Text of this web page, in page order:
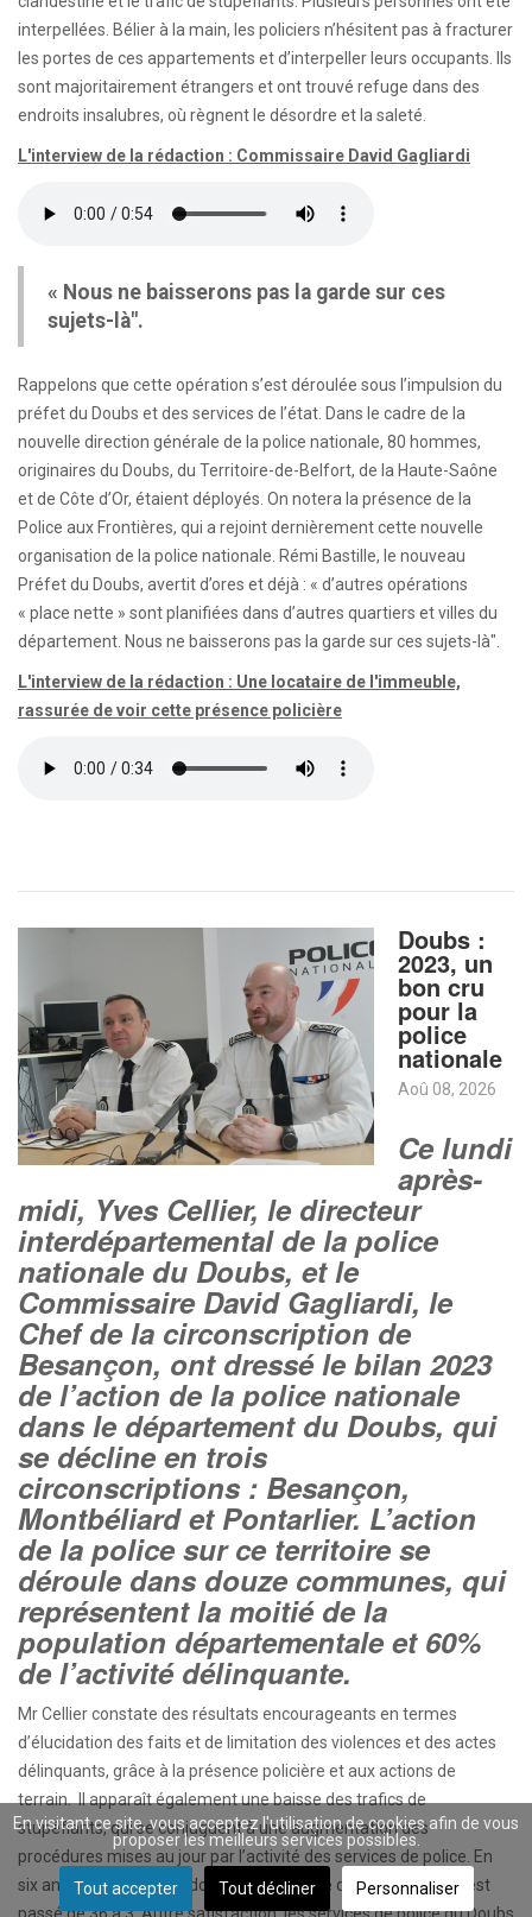
interpellées. Bélier à la main, les policiers n’hésitent pas à fracturer
les portes de ces appartements et d’interpeller leurs occupants. Ils
sont majoritairement étrangers et ont trouvé refuge dans des
endroits insalubres, où règnent le désordre et la saleté.
L'interview de la rédaction : Commissaire David Gagliardi
« Nous ne baisserons pas la garde sur ces
sujets-là".
Rappelons que cette opération s’est déroulée sous l’impulsion du
préfet du Doubs et des services de l’état. Dans le cadre de la
nouvelle direction générale de la police nationale, 80 hommes,
originaires du Doubs, du Territoire-de-Belfort, de la Haute-Saône
et de Côte d’Or, étaient déployés. On notera la présence de la
Police aux Frontières, qui a rejoint dernièrement cette nouvelle
organisation de la police nationale. Rémi Bastille, le nouveau
Préfet du Doubs, avertit d’ores et déjà : « d’autres opérations
« place nette » sont planifiées dans d’autres quartiers et villes du
département. Nous ne baisserons pas la garde sur ces sujets-là".
L'interview de la rédaction : Une locataire de l'immeuble,
rassurée de voir cette présence policière
Doubs :
2023, un
bon cru
pour la
police
nationale
Aoû 08, 2026
Ce lundi
après-
midi, Yves Cellier, le directeur
interdépartemental de la police
nationale du Doubs, et le
Commissaire David Gagliardi, le
Chef de la circonscription de
Besançon, ont dressé le bilan 2023
de l’action de la police nationale
dans le département du Doubs, qui
se décline en trois
circonscriptions : Besançon,
Montbéliard et Pontarlier. L’action
de la police sur ce territoire se
déroule dans douze communes, qui
représentent la moitié de la
population départementale et 60%
de l’activité délinquante.
Mr Cellier constate des résultats encourageants en termes
d’élucidation des faits et de limitation des violences et des actes
délinquants, grâce à la présence policière et aux actions de
terrain. Il apparaît également une baisse des trafics de
stupéfiants, qui se conjuguent à une augmentation des
procédures mises au jour par l’activité des services de police. En
six ans, sur le territoire doubien, le nombre de points de deal est
En visitant ce site, vous acceptez l'utilisation de cookies afin de vous
proposer les meilleurs services possibles.
Tout accepter Tout décliner Personnaliser